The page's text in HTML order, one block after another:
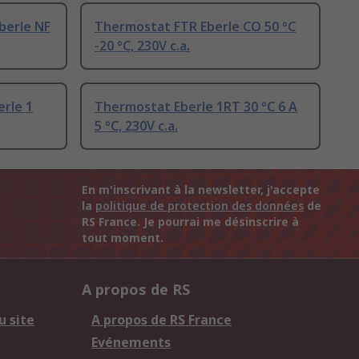
NF
Thermostat FTR Eberle CO 50 °C
-20 °C, 230V c.a.
1
Thermostat Eberle 1RT 30 °C 6 A
5 °C, 230V c.a.
En m'inscrivant à la newsletter, j'accepte
la politique de protection des données de
RS France. Je pourrai me désinscrire à
tout moment.
site
A propos de RS
A propos de RS France
Evénements